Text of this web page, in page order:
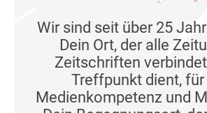
Wir sind seit über 25
Dein Ort, der alle
Zeitschriften
Treffpunkt dient,
Medienkompetenz und